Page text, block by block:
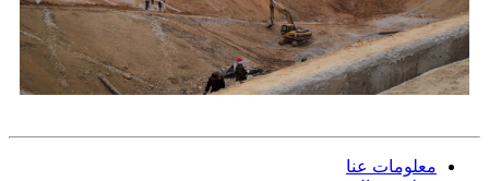
معلومات عنا